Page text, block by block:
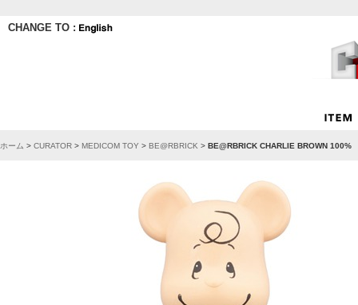
CHANGE TO :
ホーム > CURATOR > MEDICOM TOY > BE@RBRICK > BE@RBRICK CHARLIE BROWN 100%